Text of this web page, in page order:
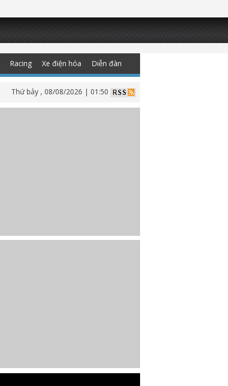
Racing Xe điện hóa Diễn đàn
Thứ bảy , 08/08/2026 | 01:50